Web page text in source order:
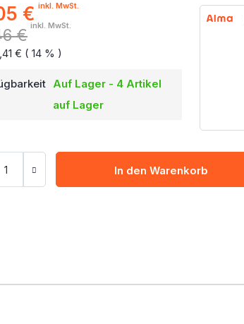
€ inkl. MwSt.
€ inkl. MwSt.
€ ( 14 % )
Auf Lager - 4 Artikel
auf Lager
In den Warenkorb